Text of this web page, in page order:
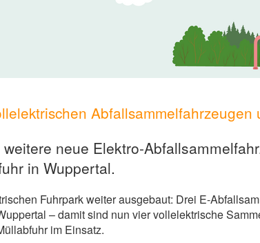
Abfallsammelfahrzeugen
neue Elektro-
in Wuppertal.
Fuhrpark weiter ausgebaut: Drei E-
– damit sind nun vier vollelektrische
im Einsatz.